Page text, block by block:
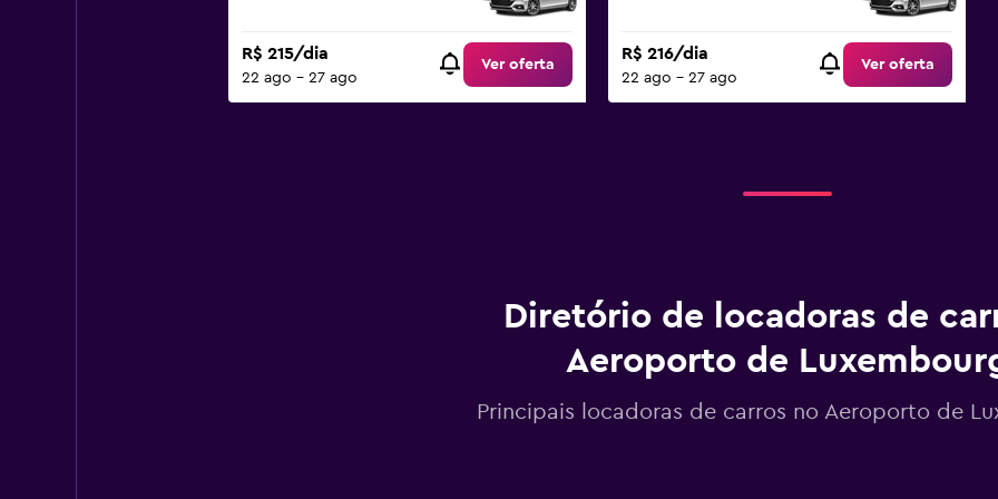
R$ 215/dia
22 ago - 27 ago
Ver oferta
R$ 216/dia
22 ago - 27 ago
Ver oferta
Diretório de locadoras de
Aeroporto de
Principais locadoras de carros no Aeroporto de